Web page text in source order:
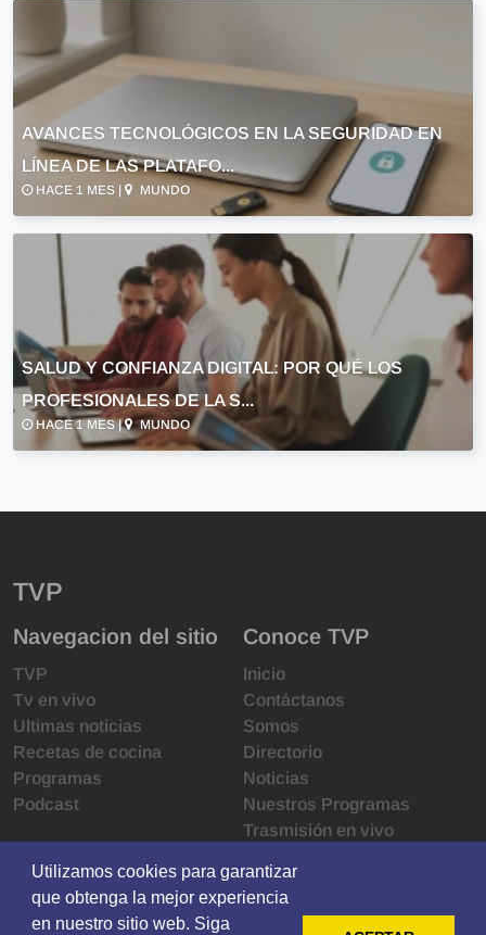
AVANCES TECNOLÓGICOS EN LA SEGURIDAD EN
LÍNEA DE LAS PLATAFO...
HACE 1 MES | MUNDO
SALUD Y CONFIANZA DIGITAL: POR QUÉ LOS
PROFESIONALES DE LA S...
HACE 1 MES | MUNDO
TVP
Navegacion del sitio
TVP
Tv en vivo
Ultimas noticias
Recetas de cocina
Programas
Podcast
Conoce TVP
Inicio
Contáctanos
Somos
Directorio
Noticias
Nuestros Programas
Trasmisión en vivo
Derechos de las audiencias
Código de ética
Utilizamos cookies para garantizar
que obtenga la mejor experiencia
en nuestro sitio web. Siga
Utilizamos cookies para garantizar
que obtenga la mejor experiencia
en nuestro sitio web. Siga